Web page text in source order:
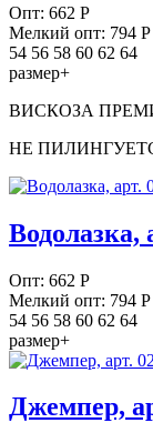
Опт: 662 Р
Мелкий опт: 794 Р
54 56 58 60 62 64
размер+
ВИСКОЗА
НЕ
Водолазка,
Опт: 662 Р
Мелкий опт: 794 Р
54 56 58 60 62 64
размер+
Джемпер,